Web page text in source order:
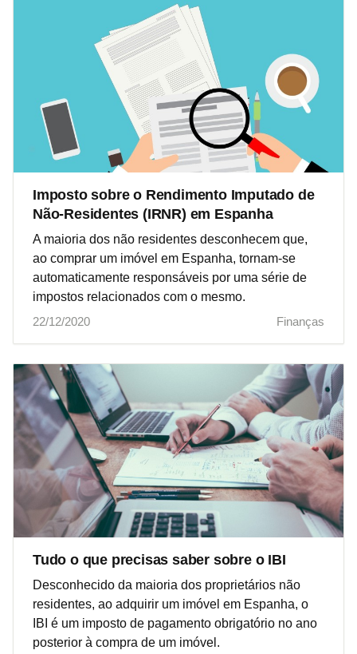
Imposto sobre o Rendimento Imputado de
Não-Residentes (IRNR) em Espanha
A maioria dos não residentes desconhecem que,
ao comprar um imóvel em Espanha, tornam-se
automaticamente responsáveis por uma série de
impostos relacionados com o mesmo.
22/12/2020
Finanças
Tudo o que precisas saber sobre o IBI
Desconhecido da maioria dos proprietários não
residentes, ao adquirir um imóvel em Espanha, o
IBI é um imposto de pagamento obrigatório no ano
posterior à compra de um imóvel.